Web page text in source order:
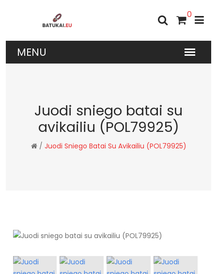
0
Juodi sniego batai su
avikailiu (POL79925)
/ Juodi Sniego Batai Su Avikailiu (POL79925)